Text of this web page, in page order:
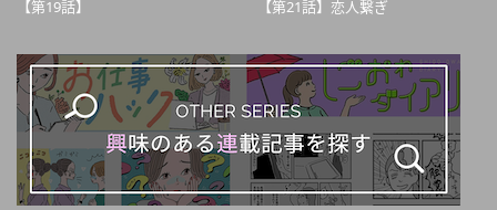
【第19話】 【第21話】恋人繋ぎ